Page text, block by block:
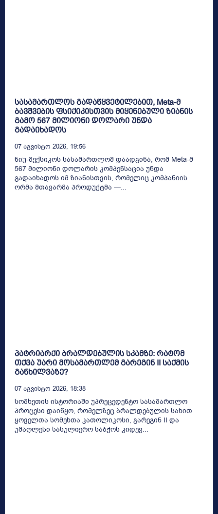
სასამართლოს გადაწყვეტილებით, Meta-მ
ბავშვების ფსიქიკისთვის მიყენებული ზიანის
გამო 567 მილიონი დოლარი უნდა
გადაიხადოს
07 Აგვისტო 2026, 19:56
ნიუ-მექსიკოს სასამართლომ დაადგინა, რომ Meta-მ
567 მილიონი დოლარის კომპენსაცია უნდა
გადაიხადოს იმ ზიანისთვის, რომელიც კომპანიის
ორმა მთავარმა პროდუქტმა —...
პატრიარქი ბრალდებულის სკამზე: რატომ
თქვა უარი მოსამართლემ გარეგინ II საქმის
განხილვაზე?
07 Აგვისტო 2026, 18:38
სომხეთის ისტორიაში უპრეცედენტო სასამართლო
პროცესი დაიწყო, რომელზეც ბრალდებულის სახით
ყოველთა სომეხთა კათოლიკოსი, გარეგინ II და
უმაღლესი სასულიერო საბჭოს კიდევ...